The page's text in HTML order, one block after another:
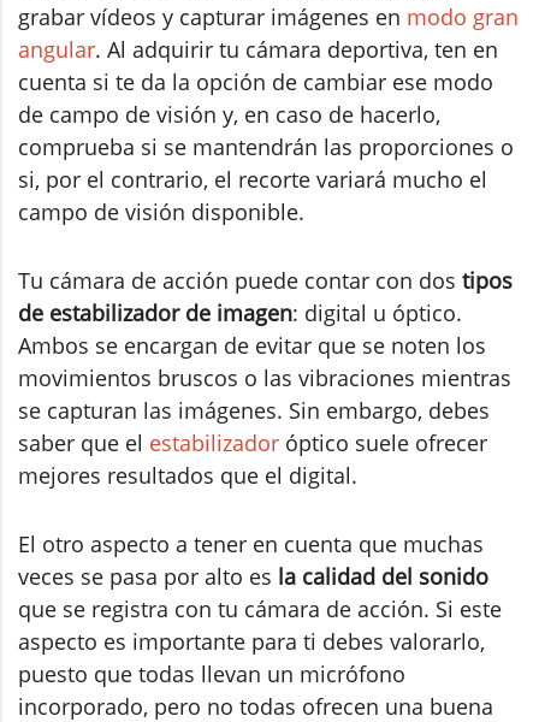
grabar vídeos y capturar imágenes en modo gran
angular. Al adquirir tu cámara deportiva, ten en
cuenta si te da la opción de cambiar ese modo
de campo de visión y, en caso de hacerlo,
comprueba si se mantendrán las proporciones o
si, por el contrario, el recorte variará mucho el
campo de visión disponible.
Tu cámara de acción puede contar con dos tipos
de estabilizador de imagen: digital u óptico.
Ambos se encargan de evitar que se noten los
movimientos bruscos o las vibraciones mientras
se capturan las imágenes. Sin embargo, debes
saber que el estabilizador óptico suele ofrecer
mejores resultados que el digital.
El otro aspecto a tener en cuenta que muchas
veces se pasa por alto es la calidad del sonido
que se registra con tu cámara de acción. Si este
aspecto es importante para ti debes valorarlo,
puesto que todas llevan un micrófono
incorporado, pero no todas ofrecen una buena